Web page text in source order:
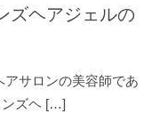
ズヘアジェルの
サロンの美容師であ
ンズヘ […]